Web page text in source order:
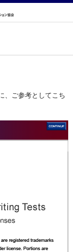
、ご参考としてこち